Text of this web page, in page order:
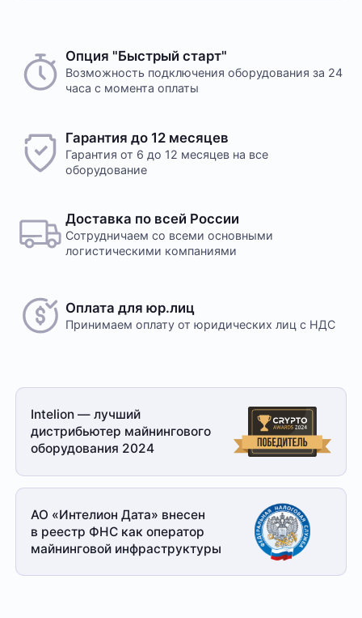
Опция "Быстрый старт"
Возможность подключения оборудования за 24
часа с момента оплаты
Гарантия до 12 месяцев
Гарантия от 6 до 12 месяцев на все
оборудование
Доставка по всей России
Сотрудничаем со всеми основными
логистическими компаниями
Оплата для юр.лиц
Принимаем оплату от юридических лиц с НДС
Intelion — лучший
дистрибьютер майнингового
оборудования 2024
АО «Интелион Дата» внесен
в реестр ФНС как оператор
майнинговой инфраструктуры